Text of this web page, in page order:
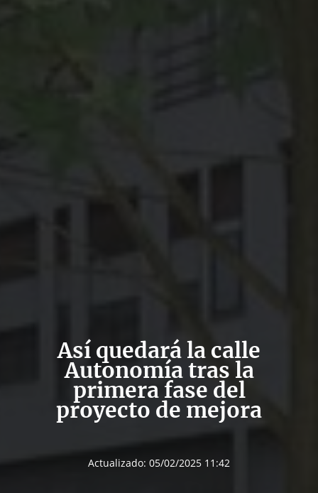
Así quedará la calle
Autonomía tras la
primera fase del
proyecto de mejora
Actualizado: 05/02/2025 11:42